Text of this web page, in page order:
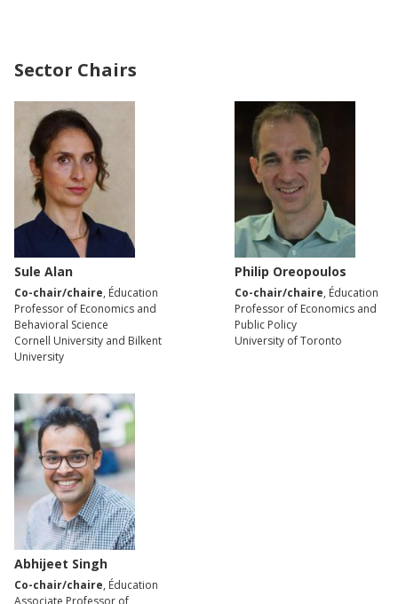
Sector Chairs
Sule Alan
Co-chair/chaire, Éducation
Professor of Economics and
Behavioral Science
Cornell University and Bilkent
University
Philip Oreopoulos
Co-chair/chaire, Éducation
Professor of Economics and
Public Policy
University of Toronto
Abhijeet Singh
Co-chair/chaire, Éducation